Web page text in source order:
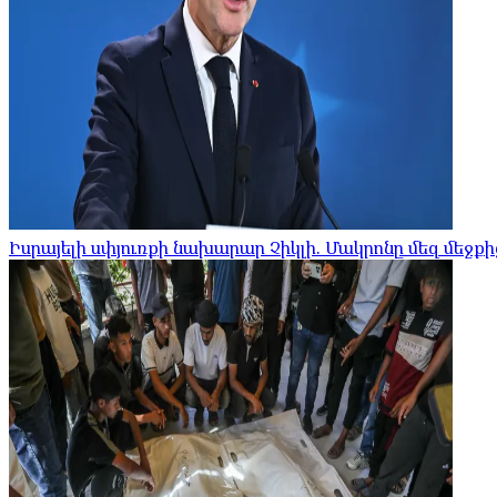
Իսրայելի սփյուռքի նախարար Չիկլի. Մակրոնը մեզ